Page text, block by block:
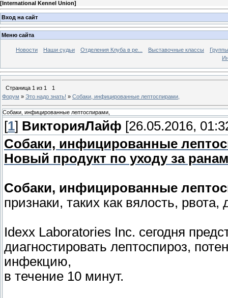
[International Kennel Union]
Вход на сайт
Меню сайта
Новости Наши судьи Отделения Клуба в ре... Выставочные классы
Страница 1 из 1
1
Форум » Это надо знать! » Собаки, инфицированные лептоспирами,
Собаки, инфицированные лептоспирами,
[1] ВикторияЛайф [26.05.2016,
Собаки, инфицированные
Новый продукт по уходу за
Собаки, инфицированные
признаки, таких как вялость,
Idexx Laboratories Inc. сегодня
диагностировать лептоспироз,
инфекцию,
в течение 10 минут.